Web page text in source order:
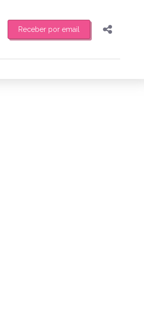
Receber por email
manhã o resumo
Compartilhar